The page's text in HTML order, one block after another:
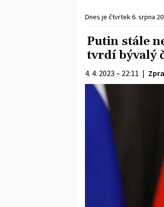
Dnes je čtvrtek6. srpna
Putin stále
tvrdí bývalý
4. 4. 2023 – 22:11 |